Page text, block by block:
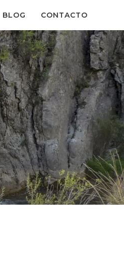
BLOG CONTACTO